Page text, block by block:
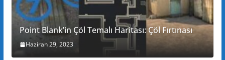
Point Blank’in Çöl Temalı Haritası: Çöl Fırtınası
Haziran 29, 2023